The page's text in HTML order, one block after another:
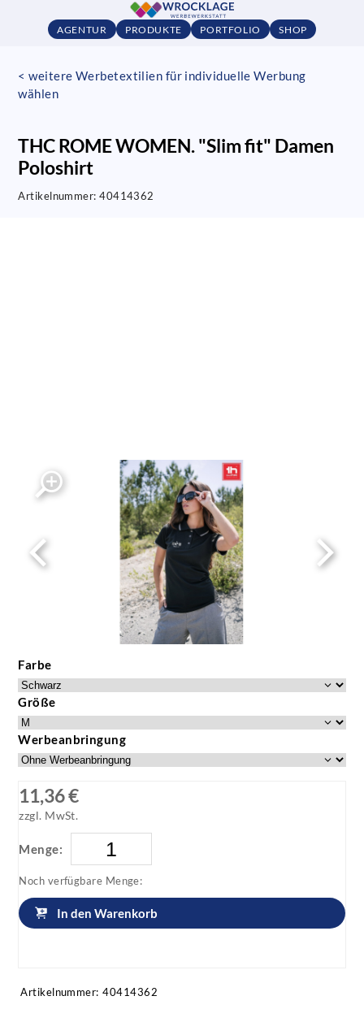
AGENTUR PRODUKTE PORTFOLIO SHOP
< weitere Werbetextilien für individuelle Werbung
wählen
THC ROME WOMEN. "Slim fit" Damen
Poloshirt
Artikelnummer:40414362
Farbe
Größe
Werbeanbringung
11,36 €
zzgl. MwSt.
Menge:
Noch verfügbare Menge:
In den Warenkorb
Artikelnummer: 40414362